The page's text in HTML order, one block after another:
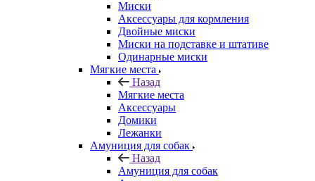
Миски
Аксессуары для кормления
Двойные миски
Миски на подставке и штативе
Одинарные миски
Мягкие места
Назад
Мягкие места
Аксессуары
Домики
Лежанки
Амуниция для собак
Назад
Амуниция для собак